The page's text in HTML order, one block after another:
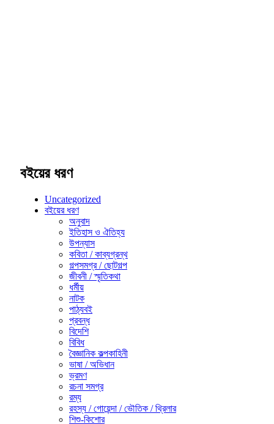
বইয়ের ধরণ
Uncategorized
বইয়ের ধরণ
অনুবাদ
ইতিহাস ও ঐতিহ্য
উপন্যাস
কবিতা / কাব্যগ্রন্থ
গল্পসমগ্র / ছোটগল্প
জীবনী / স্মৃতিকথা
ধর্মীয়
নাটক
পাঠ্যবই
প্রবন্ধ
বিদেশি
বিবিধ
বৈজ্ঞানিক কল্পকাহিনী
ভাষা / অভিধান
ভ্রমণ
রচনা সমগ্র
রম্য
রহস্য / গোয়েন্দা / ভৌতিক / থ্রিলার
শিশু-কিশোর